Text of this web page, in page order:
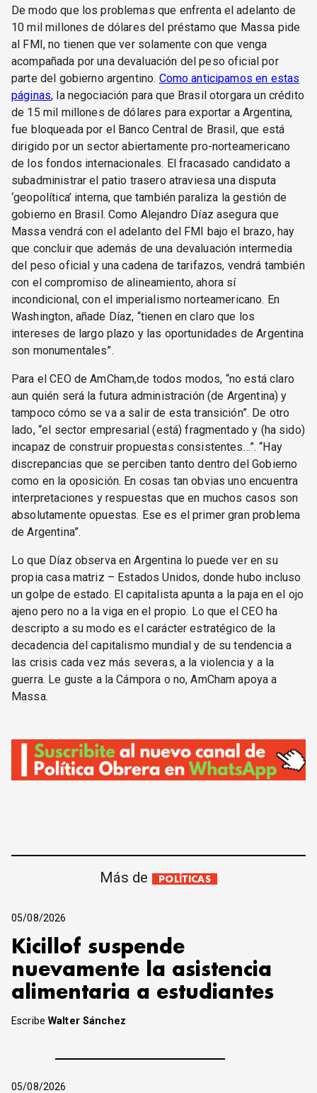
De modo que los problemas que enfrenta el adelanto de
10 mil millones de dólares del préstamo que Massa pide
al FMI, no tienen que ver solamente con que venga
acompañada por una devaluación del peso oficial por
parte del gobierno argentino. Como anticipamos en estas
páginas, la negociación para que Brasil otorgara un crédito
de 15 mil millones de dólares para exportar a Argentina,
fue bloqueada por el Banco Central de Brasil, que está
dirigido por un sector abiertamente pro-norteamericano
de los fondos internacionales. El fracasado candidato a
subadministrar el patio trasero atraviesa una disputa
‘geopolítica’ interna, que también paraliza la gestión de
gobierno en Brasil. Como Alejandro Díaz asegura que
Massa vendrá con el adelanto del FMI bajo el brazo, hay
que concluir que además de una devaluación intermedia
del peso oficial y una cadena de tarifazos, vendrá también
con el compromiso de alineamiento, ahora sí
incondicional, con el imperialismo norteamericano. En
Washington, añade Díaz, “tienen en claro que los
intereses de largo plazo y las oportunidades de Argentina
son monumentales”.
Para el CEO de AmCham,de todos modos, “no está claro
aun quién será la futura administración (de Argentina) y
tampoco cómo se va a salir de esta transición”. De otro
lado, “el sector empresarial (está) fragmentado y (ha sido)
incapaz de construir propuestas consistentes…”. “Hay
discrepancias que se perciben tanto dentro del Gobierno
como en la oposición. En cosas tan obvias uno encuentra
interpretaciones y respuestas que en muchos casos son
absolutamente opuestas. Ese es el primer gran problema
de Argentina”.
Lo que Díaz observa en Argentina lo puede ver en su
propia casa matriz – Estados Unidos, donde hubo incluso
un golpe de estado. El capitalista apunta a la paja en el ojo
ajeno pero no a la viga en el propio. Lo que el CEO ha
descripto a su modo es el carácter estratégico de la
decadencia del capitalismo mundial y de su tendencia a
las crisis cada vez más severas, a la violencia y a la
guerra. Le guste a la Cámpora o no, AmCham apoya a
Massa.
Más de POLÍTICAS
05/08/2026
Kicillof suspende
nuevamente la asistencia
alimentaria a estudiantes
EscribeWalter Sánchez
05/08/2026